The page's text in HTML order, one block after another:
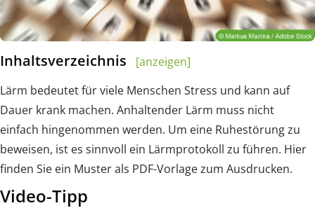
Inhaltsverzeichnis
[anzeigen]
Lärm bedeutet für viele Menschen Stress und kann auf
Dauer krank machen. Anhaltender Lärm muss nicht
einfach hingenommen werden. Um eine Ruhestörung zu
beweisen, ist es sinnvoll ein Lärmprotokoll zu führen. Hier
finden Sie ein Muster als PDF-Vorlage zum Ausdrucken.
Video-Tipp